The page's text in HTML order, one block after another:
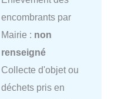
encombrants par
Mairie : non
renseigné
Collecte d'objet ou
déchets pris en